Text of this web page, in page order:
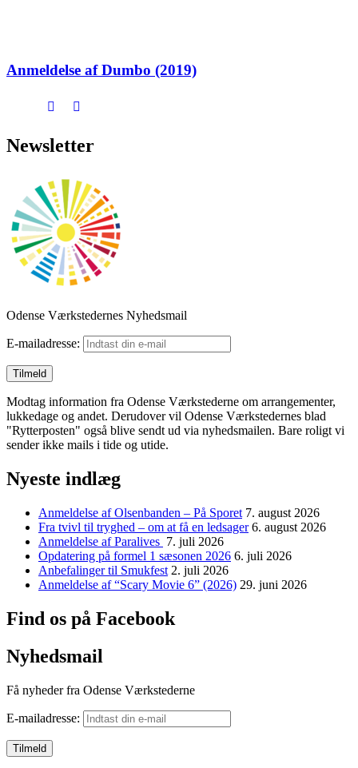
Anmeldelse af Dumbo (2019)
Newsletter
Odense Værkstedernes Nyhedsmail
E-mailadresse:
Modtag information fra Odense Værkstederne om arrangementer,
lukkedage og andet. Derudover vil Odense Værkstedernes blad
"Rytterposten" også blive sendt ud via nyhedsmailen. Bare roligt vi
sender ikke mails i tide og utide.
Nyeste indlæg
Anmeldelse af Olsenbanden – På Sporet 7. august 2026
Fra tvivl til tryghed – om at få en ledsager 6. august 2026
Anmeldelse af Paralives 7. juli 2026
Opdatering på formel 1 sæsonen 2026 6. juli 2026
Anbefalinger til Smukfest 2. juli 2026
Anmeldelse af “Scary Movie 6” (2026) 29. juni 2026
Find os på Facebook
Nyhedsmail
Få nyheder fra Odense Værkstederne
E-mailadresse: